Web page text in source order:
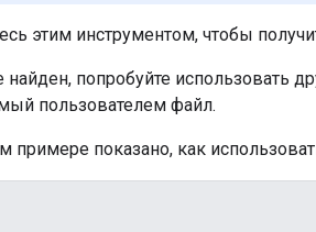
этим инструментом, чтобы
найден, попробуйте использовать
пользователем файл.
примере показано, как